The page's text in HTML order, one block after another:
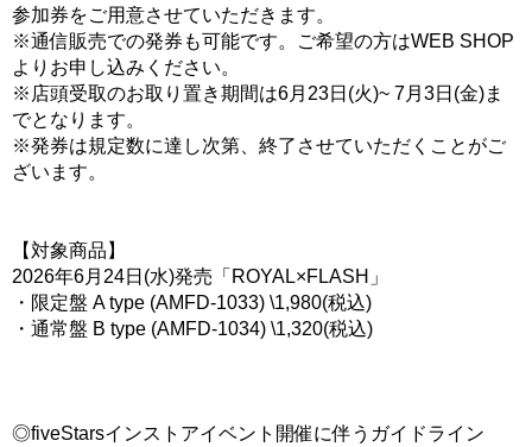
参加券をご用意させていただきます。
※通信販売での発券も可能です。ご希望の方はWEB SHOP
よりお申し込みください。
※店頭受取のお取り置き期間は6月23日(火)~ 7月3日(金)ま
でとなります。
※発券は規定数に達し次第、終了させていただくことがご
ざいます。
【対象商品】
2026年6月24日(水)発売「ROYAL×FLASH」
・限定盤 A type (AMFD-1033) \1,980(税込)
・通常盤 B type (AMFD-1034) \1,320(税込)
◎fiveStarsインストアイベント開催に伴うガイドライン